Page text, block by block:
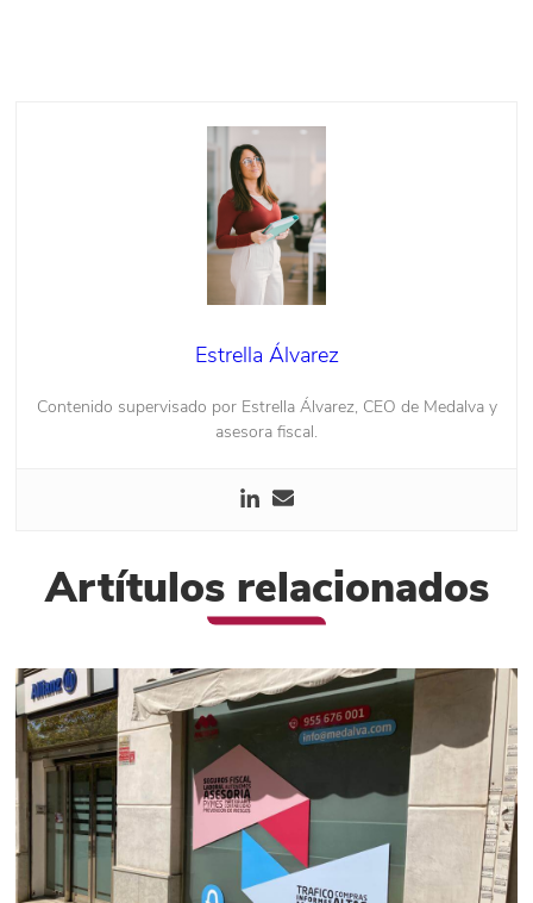
Estrella Álvarez
Contenido supervisado por Estrella Álvarez, CEO de Medalva y
asesora fiscal.
Artítulos relacionados